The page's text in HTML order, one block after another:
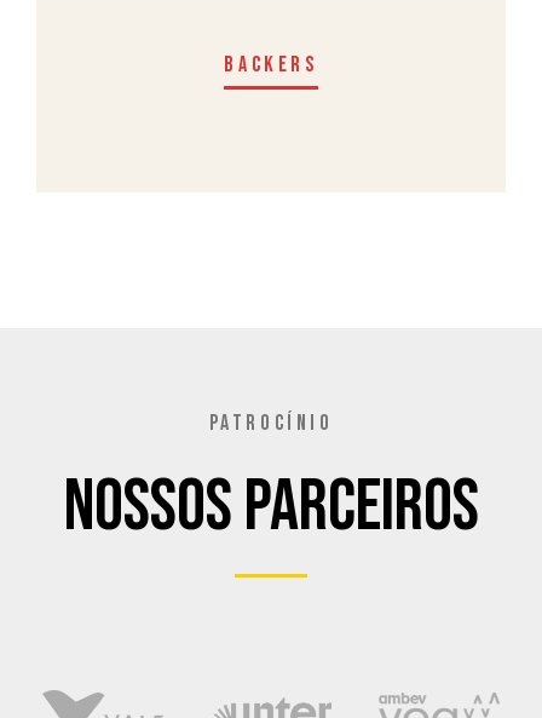
BACKERS
PATROCÍNIO
Nossos Parceiros